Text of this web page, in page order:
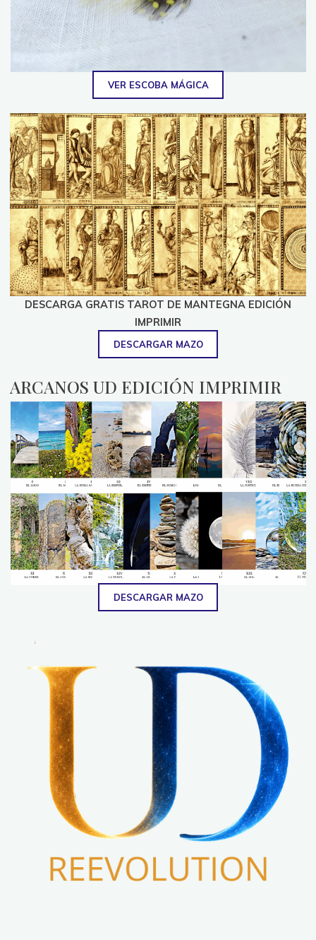
VER ESCOBA MÁGICA
DESCARGA GRATIS TAROT DE MANTEGNA EDICIÓN
IMPRIMIR
DESCARGAR MAZO
ARCANOS UD EDICIÓN IMPRIMIR
DESCARGAR MAZO